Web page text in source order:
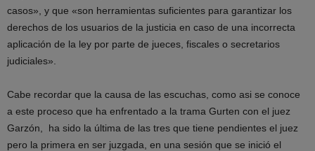
casos», y que «son herramientas suficientes para garantizar los
derechos de los usuarios de la justicia en caso de una incorrecta
aplicación de la ley por parte de jueces, fiscales o secretarios
judiciales».
Cabe recordar que la causa de las escuchas, como asi se conoce
a este proceso que ha enfrentado a la trama Gurten con el juez
Garzón, ha sido la última de las tres que tiene pendientes el juez
pero la primera en ser juzgada, en una sesión que se inició el